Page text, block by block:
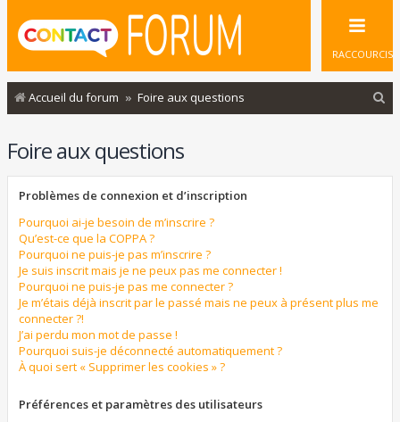
RACCOURCIS
Accueil du forum Foire aux questions
Foire aux questions
Problèmes de connexion et d’inscription
Pourquoi ai-je besoin de m’inscrire ?
Qu’est-ce que la COPPA ?
Pourquoi ne puis-je pas m’inscrire ?
Je suis inscrit mais je ne peux pas me connecter !
Pourquoi ne puis-je pas me connecter ?
Je m’étais déjà inscrit par le passé mais ne peux à présent plus me
connecter ?!
J’ai perdu mon mot de passe !
Pourquoi suis-je déconnecté automatiquement ?
À quoi sert « Supprimer les cookies » ?
Préférences et paramètres des utilisateurs